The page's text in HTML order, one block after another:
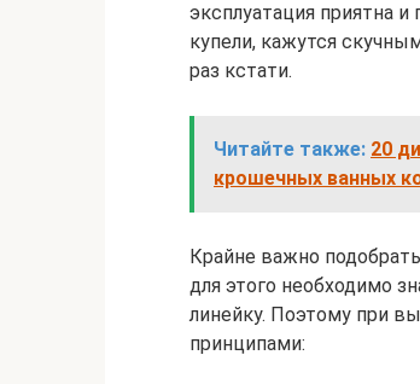
эксплуатация приятна
купели, кажутся
раз кстати.
Читайте также: 20
крошечных ванных
Крайне важно
для этого необходимо
линейку. Поэтому при
принципами: